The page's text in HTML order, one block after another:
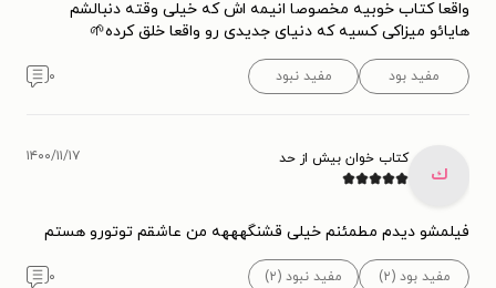
واقعا کتاب خوبیه مخصوصا انیمه اش که خیلی وقته دنبالشم
هایائو میزاکی کسیه که دنیای جدیدی رو واقعا خلق کرده🌱
مفید بود مفید نبود ۰
ك
كتاب خوان بيش از حد ۱۴۰۰/۱۱/۱۷
فیلمشو دیدم مطمئنم خیلی قشنگهههه من عاشقم توتورو هستم
مفید بود (۲) مفید نبود (۲) ۰